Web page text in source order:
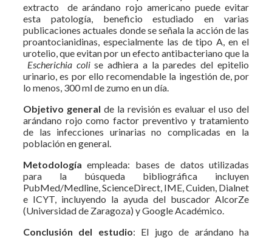
extracto de arándano rojo americano puede evitar
esta patología, beneficio estudiado en varias
publicaciones actuales donde se señala la acción de las
proantocianidinas, especialmente las de tipo A, en el
urotelio, que evitan por un efecto antibacteriano que la
Escherichia colise adhiera a la paredes del epitelio
urinario, es por ello recomendable la ingestión de, por
lo menos, 300 ml de zumo en un día.
Objetivo general de la revisión es evaluar el uso del
arándano rojo como factor preventivo y tratamiento
de las infecciones urinarias no complicadas en la
población en general.
Metodología empleada: bases de datos utilizadas
para la búsqueda bibliográfica incluyen
PubMed/Medline, ScienceDirect, IME, Cuiden, Dialnet
e ICYT, incluyendo la ayuda del buscador AlcorZe
(Universidad de Zaragoza) y Google Académico.
Conclusión del estudio: El jugo de arándano ha